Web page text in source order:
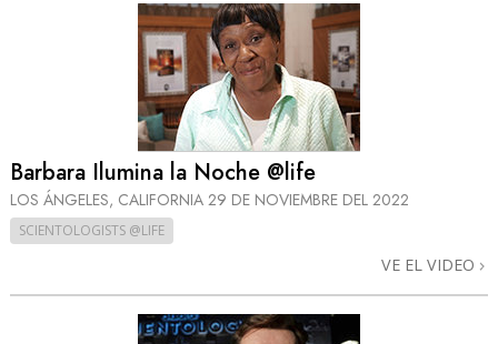
Barbara Ilumina la Noche @life
LOS ÁNGELES, CALIFORNIA 29 DE NOVIEMBRE DEL 2022
SCIENTOLOGISTS @LIFE
VE EL VIDEO